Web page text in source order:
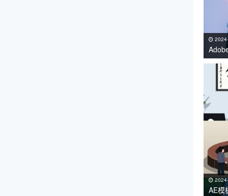
持
AE模